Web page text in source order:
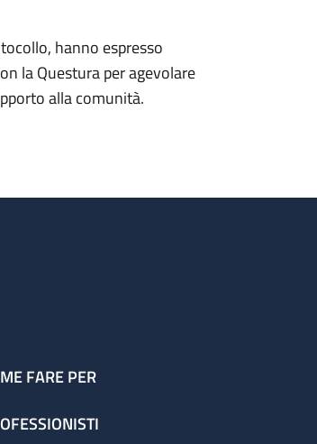
hanno espresso
la Questura per agevolare
alla comunità.
FARE PER